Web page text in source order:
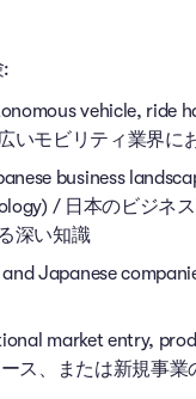
vehicle, ride
いモビリティ業界に
business
/ 日本のビジネ
深い知識
and Japanese
market entry,
ス、または新規事